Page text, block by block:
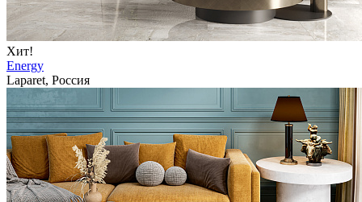
Хит!
Energy
Laparet, Россия